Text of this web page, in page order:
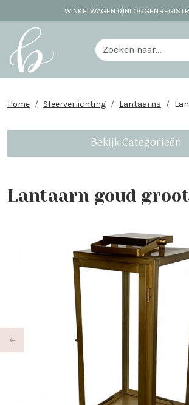
WINKELWAGEN 0 INLOGGEN
Home Sfeerverlichting Lantaarns
Bekijk Categorieën
Lantaarn goud
Previous